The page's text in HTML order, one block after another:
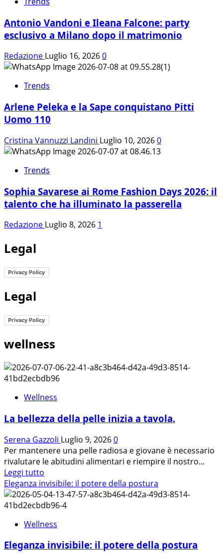
Antonio Vandoni e Ileana Falcone: party
esclusivo a Milano dopo il matrimonio
Redazione Luglio 16, 20260
Trends
Arlene Peleka e la Sape conquistano Pitti
Uomo 110
Cristina Vannuzzi Landini Luglio 10, 20260
Trends
Sophia Savarese ai Rome Fashion Days 2026: il
talento che ha illuminato la passerella
Redazione Luglio 8, 2026 1
Legal
Privacy Policy
Legal
Privacy Policy
wellness
Wellness
La bellezza della pelle inizia a tavola.
Serena Gazzoli Luglio 9, 20260
Per mantenere una pelle radiosa e giovane è necessario
rivalutare le abitudini alimentari e riempire il nostro...
Leggi tutto
di
più
su
bellezza
pelle
Eleganza invisibile: il potere della postura
Wellness
Eleganza invisibile: il potere della postura